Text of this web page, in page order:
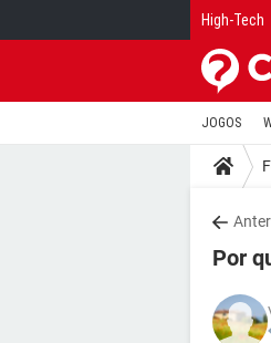
High-Tech
JOGOS
Por